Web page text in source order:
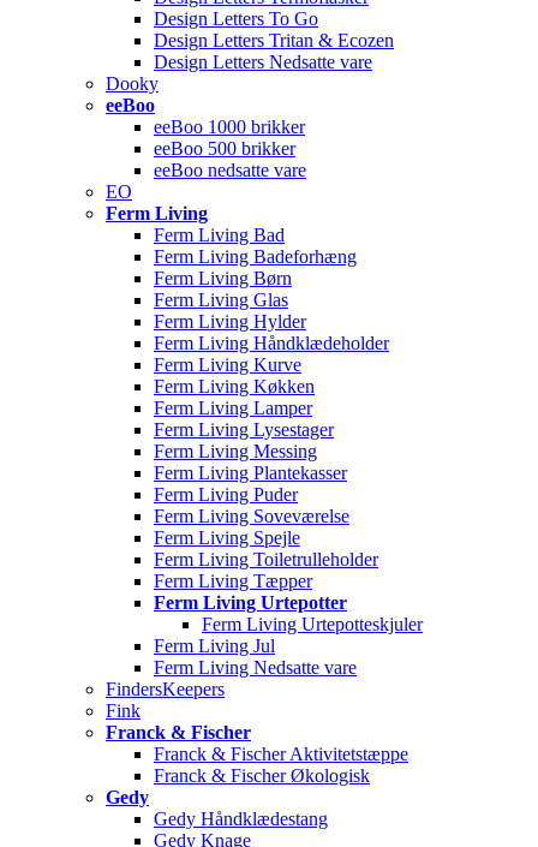
Design Letters To Go
Design Letters Tritan & Ecozen
Design Letters Nedsatte vare
Dooky
eeBoo
eeBoo 1000 brikker
eeBoo 500 brikker
eeBoo nedsatte vare
EO
Ferm Living
Ferm Living Bad
Ferm Living Badeforhæng
Ferm Living Børn
Ferm Living Glas
Ferm Living Hylder
Ferm Living Håndklædeholder
Ferm Living Kurve
Ferm Living Køkken
Ferm Living Lamper
Ferm Living Lysestager
Ferm Living Messing
Ferm Living Plantekasser
Ferm Living Puder
Ferm Living Soveværelse
Ferm Living Spejle
Ferm Living Toiletrulleholder
Ferm Living Tæpper
Ferm Living Urtepotter
Ferm Living Urtepotteskjuler
Ferm Living Jul
Ferm Living Nedsatte vare
FindersKeepers
Fink
Franck & Fischer
Franck & Fischer Aktivitetstæppe
Franck & Fischer Økologisk
Gedy
Gedy Håndklædestang
Gedy Knage